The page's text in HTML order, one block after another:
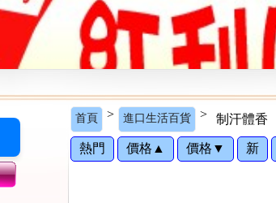
首頁 > 進口生活百貨 > 制汗體香
熱門 價格▲ 價格▼ 新